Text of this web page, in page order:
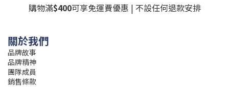
購物滿$400可享免運費優惠 | 不設任何退款安排
關於我們
品牌故事
品牌精神
團隊成員
銷售條款